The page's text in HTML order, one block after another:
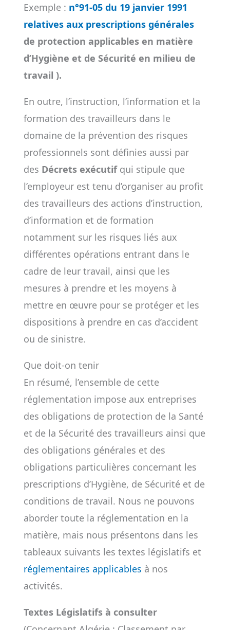
Exemple : n°91-05 du 19 janvier 1991
relatives aux prescriptions générales
de protection applicables en matière
d’Hygiène et de Sécurité en milieu de
travail ).
En outre, l’instruction, l’information et la
formation des travailleurs dans le
domaine de la prévention des risques
professionnels sont définies aussi par
des Décrets exécutif qui stipule que
l’employeur est tenu d’organiser au profit
des travailleurs des actions d’instruction,
d’information et de formation
notamment sur les risques liés aux
différentes opérations entrant dans le
cadre de leur travail, ainsi que les
mesures à prendre et les moyens à
mettre en œuvre pour se protéger et les
dispositions à prendre en cas d’accident
ou de sinistre.
Que doit-on tenir
En résumé, l’ensemble de cette
réglementation impose aux entreprises
des obligations de protection de la Santé
et de la Sécurité des travailleurs ainsi que
des obligations générales et des
obligations particulières concernant les
prescriptions d’Hygiène, de Sécurité et de
conditions de travail. Nous ne pouvons
aborder toute la réglementation en la
matière, mais nous présentons dans les
tableaux suivants les textes législatifs et
réglementaires applicables à nos
activités.
Textes Législatifs à consulter